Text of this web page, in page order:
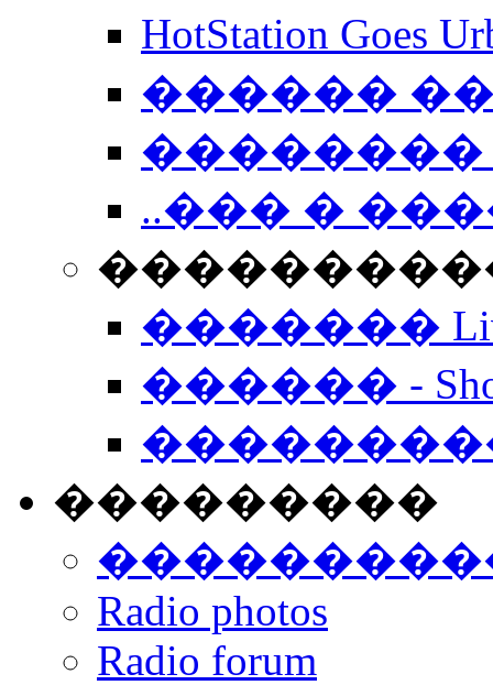
HotStation
������
��������
..��� �
����������
�������
������ -
���������
Radio photos
Radio forum